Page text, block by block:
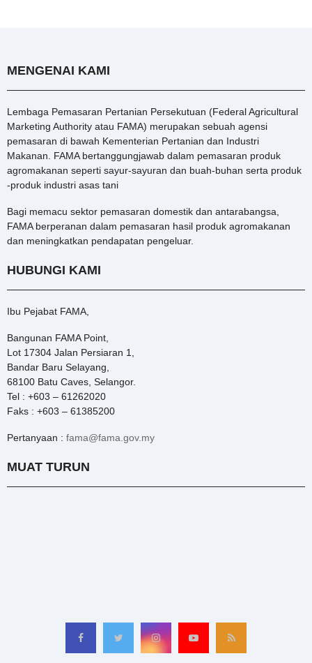
MENGENAI KAMI
Lembaga Pemasaran Pertanian Persekutuan (Federal Agricultural
Marketing Authority atau FAMA) merupakan sebuah agensi
pemasaran di bawah Kementerian Pertanian dan Industri
Makanan. FAMA bertanggungjawab dalam pemasaran produk
agromakanan seperti sayur-sayuran dan buah-buhan serta produk
-produk industri asas tani
Bagi memacu sektor pemasaran domestik dan antarabangsa,
FAMA berperanan dalam pemasaran hasil produk agromakanan
dan meningkatkan pendapatan pengeluar.
HUBUNGI KAMI
Ibu Pejabat FAMA,
Bangunan FAMA Point,
Lot 17304 Jalan Persiaran 1,
Bandar Baru Selayang,
68100 Batu Caves, Selangor.
Tel : +603 – 61262020
Faks : +603 – 61385200
Pertanyaan : fama@fama.gov.my
MUAT TURUN